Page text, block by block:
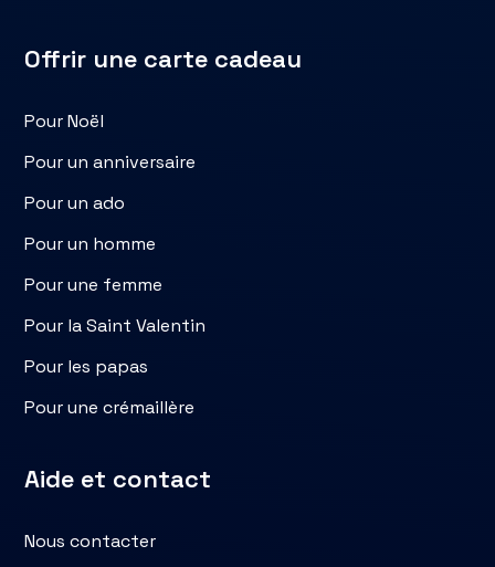
Offrir une carte cadeau
Pour Noël
Pour un anniversaire
Pour un ado
Pour un homme
Pour une femme
Pour la Saint Valentin
Pour les papas
Pour une crémaillère
Aide et contact
Nous contacter